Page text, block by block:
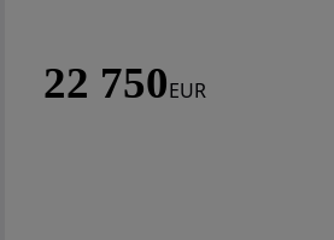
22 750EUR